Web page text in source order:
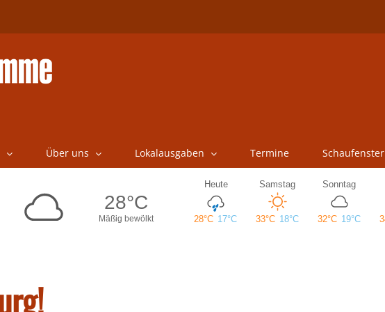
Über uns Lokalausgaben Termine Schaufenster